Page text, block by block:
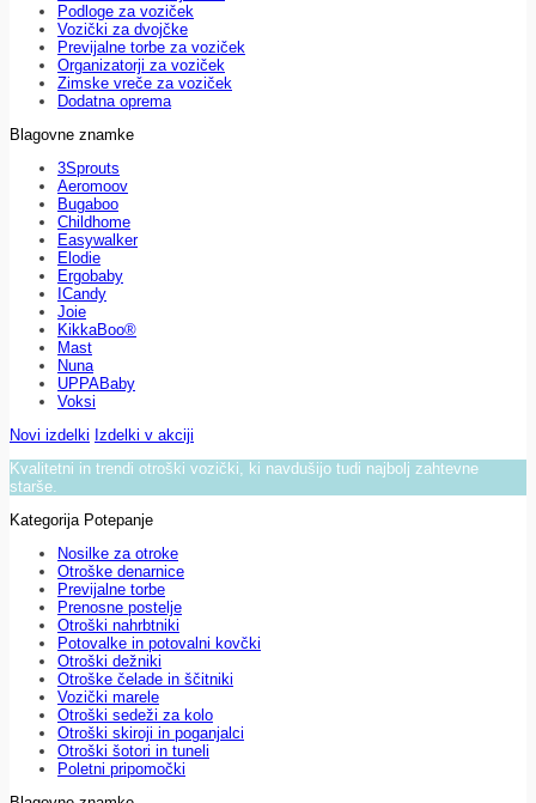
Podloge za voziček
Vozički za dvojčke
Previjalne torbe za voziček
Organizatorji za voziček
Zimske vreče za voziček
Dodatna oprema
Blagovne znamke
3Sprouts
Aeromoov
Bugaboo
Childhome
Easywalker
Elodie
Ergobaby
ICandy
Joie
KikkaBoo®
Mast
Nuna
UPPABaby
Voksi
Novi izdelki Izdelki v akciji
Kvalitetni in trendi otroški vozički, ki navdušijo tudi najbolj zahtevne
starše.
Kategorija Potepanje
Nosilke za otroke
Otroške denarnice
Previjalne torbe
Prenosne postelje
Otroški nahrbtniki
Potovalke in potovalni kovčki
Otroški dežniki
Otroške čelade in ščitniki
Vozički marele
Otroški sedeži za kolo
Otroški skiroji in poganjalci
Otroški šotori in tuneli
Poletni pripomočki